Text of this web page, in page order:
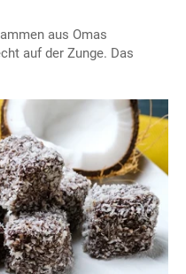
aus Omas
auf der Zunge. Das